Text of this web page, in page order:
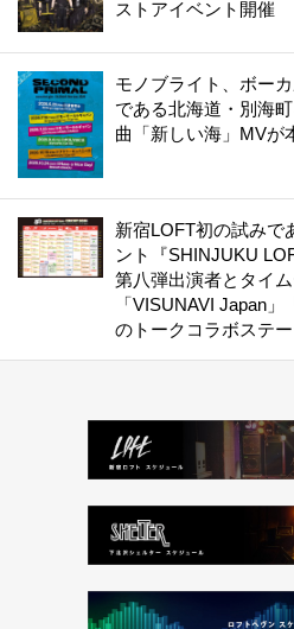
ストアイベント開催
モノブライト、ボー
である北海道・別海
曲「新しい海」MVが
新宿LOFT初の試みで
ント『SHINJUKU
第八弾出演者とタイム
「VISUNAVI Japan
のトークコラボステ